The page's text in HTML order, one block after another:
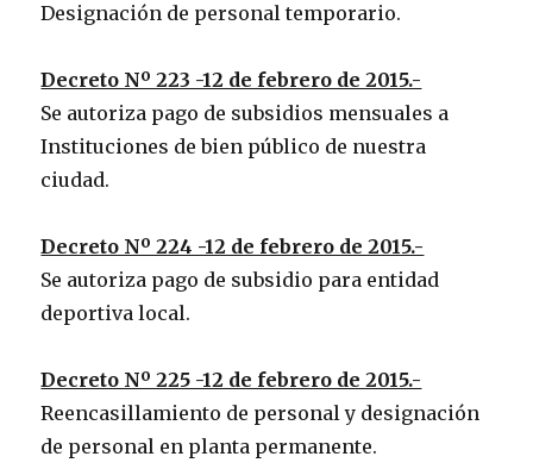
Designación de personal temporario.
Decreto Nº 223 -12 de febrero de 2015.-
Se autoriza pago de subsidios mensuales a
Instituciones de bien público de nuestra
ciudad.
Decreto Nº 224 -12 de febrero de 2015.-
Se autoriza pago de subsidio para entidad
deportiva local.
Decreto Nº 225 -12 de febrero de 2015.-
Reencasillamiento de personal y designación
de personal en planta permanente.